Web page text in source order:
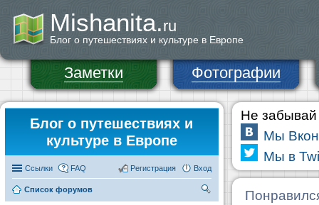
Mishanita.ru
Блог о путешествиях и культуре в Европе
Заметки Фотографии
Блог о путешествиях и
культуре в Европе
Ссылки FAQ Вход
Регистрация
Список форумов
Не забывай
Мы
Мы в